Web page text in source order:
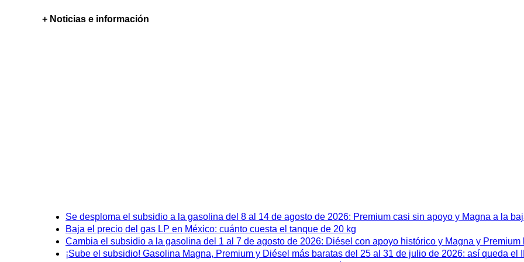
+ Noticias e información
Se desploma el subsidio a la gasolina del 8 al 14 de agosto de 2026: Premium casi sin apoyo y Magna a la
Baja el precio del gas LP en México: cuánto cuesta el tanque de 20 kg
Cambia el subsidio a la gasolina del 1 al 7 de agosto de 2026: Diésel con apoyo histórico y Magna y Premium
¡Sube el subsidio! Gasolina Magna, Premium y Diésel más baratas del 25 al 31 de julio de 2026: así queda el